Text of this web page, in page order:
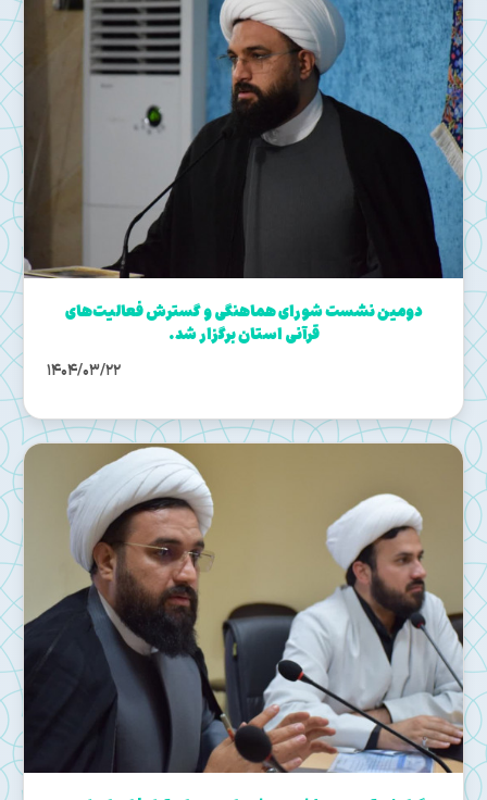
دومین نشست شورای هماهنگی و گسترش فعالیت‌های
قرآنی استان برگزار شد.
1404/03/22